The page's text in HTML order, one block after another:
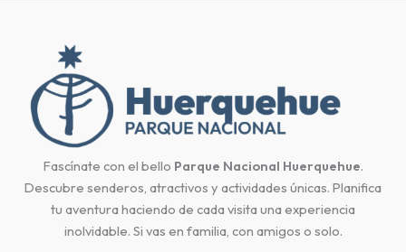
Fascínate con el bello Parque Nacional Huerquehue.
Descubre senderos, atractivos y actividades únicas. Planifica
tu aventura haciendo de cada visita una experiencia
inolvidable. Si vas en familia, con amigos o solo.